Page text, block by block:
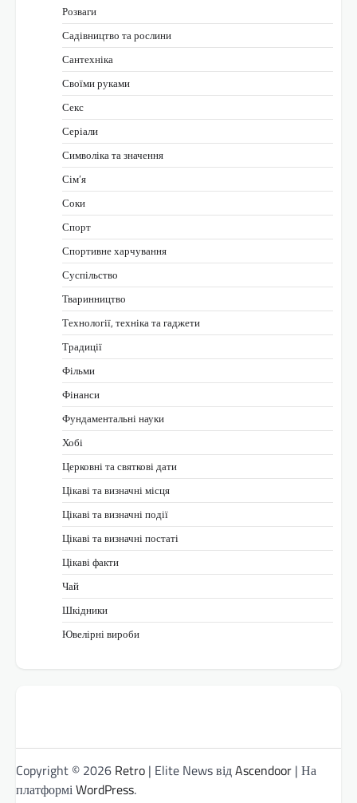
Розваги
Садівництво та рослини
Сантехніка
Своїми руками
Секс
Серіали
Символіка та значення
Сім’я
Соки
Спорт
Спортивне харчування
Суспільство
Тваринництво
Технології, техніка та гаджети
Традиції
Фільми
Фінанси
Фундаментальні науки
Хобі
Церковні та святкові дати
Цікаві та визначні місця
Цікаві та визначні події
Цікаві та визначні постаті
Цікаві факти
Чай
Шкідники
Ювелірні вироби
Copyright © 2026 Retro | Elite News відAscendoor | На
платформіWordPress.